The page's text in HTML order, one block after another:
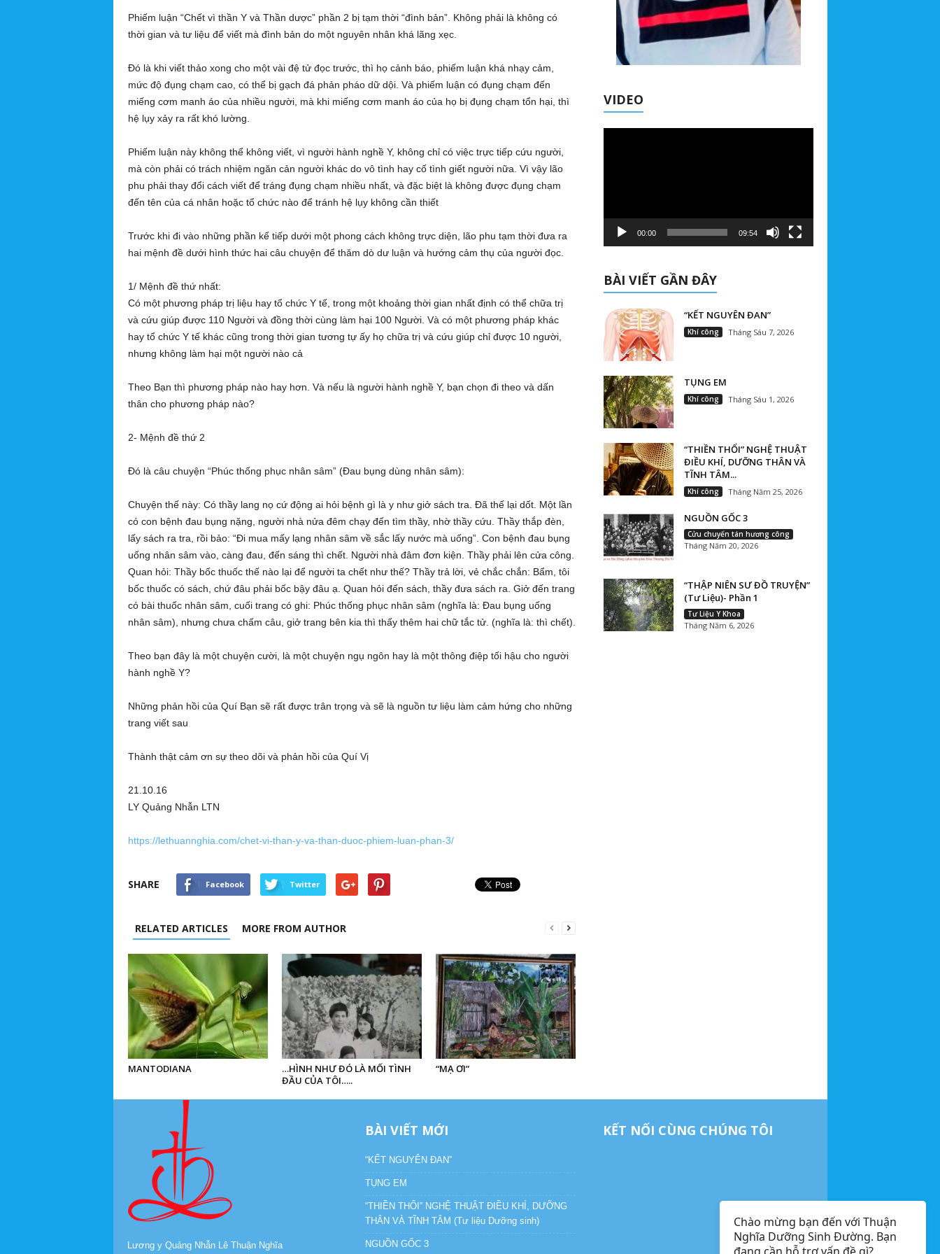
Phiếm luận “Chết vì thần Y và Thần dược” phần 2 bị tạm thời “đình bản”. Không phải là không có
thời gian và tư liệu để viết mà đình bản do một nguyên nhân khá lãng xẹc.
Đó là khi viết thảo xong cho một vài đệ tử đọc trước, thì họ cảnh báo, phiếm luận khá nhạy cảm,
mức độ đụng chạm cao, có thể bị gạch đá phản pháo dữ dội. Và phiếm luận có đụng chạm đến
miếng cơm manh áo của nhiều người, mà khi miếng cơm manh áo của họ bị đụng chạm tổn hại, thì
hệ lụy xảy ra rất khó lường.
Phiếm luận này không thể không viết, vì người hành nghề Y, không chỉ có việc trực tiếp cứu người,
mà còn phải có trách nhiệm ngăn cản người khác do vô tình hay cố tình giết người nữa. Vì vậy lão
phu phải thay đổi cách viết để tráng đụng chạm nhiều nhất, và đặc biệt là không được đụng chạm
đến tên của cá nhân hoặc tổ chức nào để tránh hệ lụy không cần thiết
Trước khi đi vào những phần kế tiếp dưới một phong cách không trực diện, lão phu tạm thời đưa ra
hai mệnh đề dưới hình thức hai câu chuyện để thăm dò dư luận và hướng cảm thụ của người đọc.
1/ Mệnh đề thứ nhất:
Có một phương pháp trị liệu hay tổ chức Y tế, trong một khoảng thời gian nhất định có thể chữa trị
và cứu giúp được 110 Người và đồng thời cùng làm hại 100 Người. Và có một phương pháp khác
hay tổ chức Y tế khác cũng trong thời gian tương tự ấy họ chữa trị và cứu giúp chỉ được 10 người,
nhưng không làm hại một người nào cả
Theo Bạn thì phương pháp nào hay hơn. Và nếu là người hành nghề Y, bạn chọn đi theo và dấn
thân cho phương pháp nào?
2- Mệnh đề thứ 2
Đó là câu chuyện “Phúc thống phục nhân sâm” (Đau bụng dùng nhân sâm):
Chuyện thế này: Có thầy lang nọ cứ động ai hỏi bệnh gì là y như giở sách tra. Ðã thế lại dốt. Một lần
có con bệnh đau bụng nặng, người nhà nửa đêm chạy đến tìm thầy, nhờ thầy cứu. Thầy thắp đèn,
lấy sách ra tra, rồi bảo: “Ði mua mấy lạng nhân sâm về sắc lấy nước mà uống”. Con bệnh đau bụng
uống nhân sâm vào, càng đau, đến sáng thì chết. Người nhà đâm đơn kiện. Thầy phải lên cửa công.
Quan hỏi: Thầy bốc thuốc thế nào lại để người ta chết như thế? Thầy trả lời, vẻ chắc chắn: Bẩm, tôi
bốc thuốc có sách, chứ đâu phải bốc bậy đâu ạ. Quan hỏi đến sách, thầy đưa sách ra. Giở đến trang
có bài thuốc nhân sâm, cuối trang có ghi: Phúc thống phục nhân sâm (nghĩa là: Ðau bụng uống
nhân sâm), nhưng chưa chấm câu, giở trang bên kia thì thấy thêm hai chữ tắc tử. (nghĩa là: thì chết).
Theo bạn đây là một chuyện cười, là một chuyện ngụ ngôn hay là một thông điệp tối hậu cho người
hành nghề Y?
Những phản hồi của Quí Bạn sẽ rất được trân trọng và sẽ là nguồn tư liệu làm cảm hứng cho những
trang viết sau
Thành thật cảm ơn sự theo dõi và phản hồi của Quí Vị
21.10.16
LY Quảng Nhẫn LTN
https://lethuannghia.com/chet-vi-than-y-va-than-duoc-phiem-luan-phan-3/
SHARE Facebook Twitter
RELATED ARTICLES MORE FROM AUTHOR
MANTODIANA
…HÌNH NHƯ ĐÓ LÀ MỐI TÌNH
ĐẦU CỦA TÔI…..
“MẠ ƠI”
VIDEO
00:00 09:54
BÀI VIẾT GẦN ĐÂY
“KẾT NGUYÊN ĐAN”
Khí công Tháng Sáu 7, 2026
TỤNG EM
Khí công Tháng Sáu 1, 2026
“THIỀN THỔI” NGHỆ THUẬT
ĐIỀU KHÍ, DƯỠNG THÂN VÀ
TĨNH TÂM...
Khí công Tháng Năm 25, 2026
NGUỒN GỐC 3
Cửu chuyển tán hương công
Tháng Năm 20, 2026
“THẬP NIÊN SƯ ĐỒ TRUYỆN”
(Tư Liệu)- Phần 1
Tư Liệu Y Khoa
Tháng Năm 6, 2026
Lương y Quảng Nhẫn Lê Thuận Nghĩa
BÀI VIẾT MỚI
“KẾT NGUYÊN ĐAN”
TỤNG EM
“THIỀN THỔI” NGHỆ THUẬT ĐIỀU KHÍ, DƯỠNG
THÂN VÀ TĨNH TÂM (Tư liệu Dưỡng sinh)
NGUỒN GỐC 3
KẾT NỐI CÙNG CHÚNG TÔI
Chào mừng bạn đến với Thuận
Nghĩa Dưỡng Sinh Đường. Bạn